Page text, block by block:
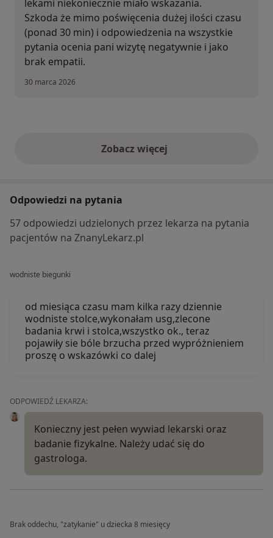
lekami niekoniecznie miało wskazania.
Szkoda że mimo poświęcenia dużej ilości czasu
(ponad 30 min) i odpowiedzenia na wszystkie
pytania ocenia pani wizytę negatywnie i jako
brak empatii.
30 marca 2026
Zobacz więcejopinie powyżej
Odpowiedzi na pytania
57 odpowiedzi udzielonych przez lekarza na pytania
pacjentów na ZnanyLekarz.pl
wodniste biegunki
od miesiąca czasu mam kilka razy dziennie
wodniste stolce,wykonałam usg,zlecone
badania krwi i stolca,wszystko ok., teraz
pojawiły sie bóle brzucha przed wypróżnieniem
proszę o wskazówki co dalej
ODPOWIEDŹ LEKARZA:
Konieczny jest pełen wywiad lekarski oraz
badanie fizykalne. Należy udać się do
gastrologa.
Brak oddechu, "zatykanie" u dziecka 8 miesięcy